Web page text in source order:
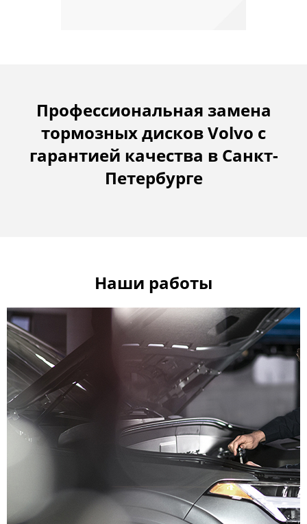
Профессиональная замена
тормозных дисков Volvo с
гарантией качества в Санкт-
Петербурге
Наши работы